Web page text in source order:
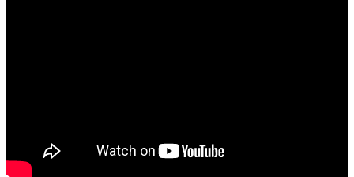
它不認為世間有一個高高在上、唯一主宰萬物的上帝。而
是認為一切眾生都是平等的，都有成佛之性。只要透過修